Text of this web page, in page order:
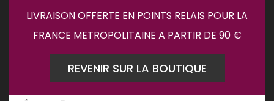
LIVRAISON OFFERTE EN POINTS RELAIS POUR LA
FRANCE METROPOLITAINE A PARTIR DE 90 €
REVENIR SUR LA BOUTIQUE